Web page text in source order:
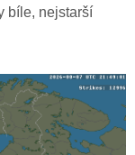
bíle, nejstarší